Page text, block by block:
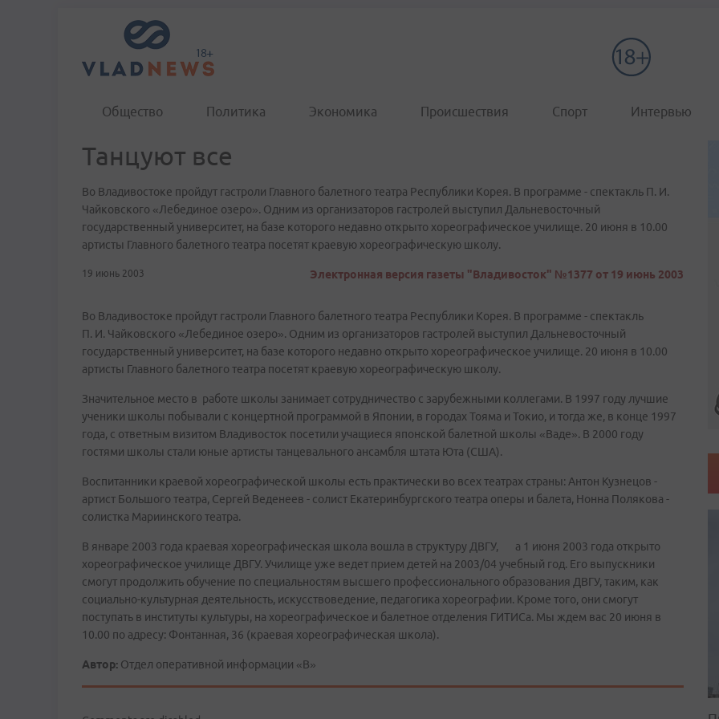
Общество Политика Экономика Происшествия Спорт Интервью
Танцуют все
Во Владивостоке пройдут гастроли Главного балетного театра Республики Корея. В программе - спектакль П. И.
Чайковского «Лебединое озеро». Одним из организаторов гастролей выступил Дальневосточный
государственный университет, на базе которого недавно открыто хореографическое училище. 20 июня в 10.00
артисты Главного балетного театра посетят краевую хореографическую школу.
19 июнь 2003 Электронная версия газеты "Владивосток" №1377 от 19 июнь 2003
Во Владивостоке пройдут гастроли Главного балетного театра Республики Корея. В программе - спектакль
П. И. Чайковского «Лебединое озеро». Одним из организаторов гастролей выступил Дальневосточный
государственный университет, на базе которого недавно открыто хореографическое училище. 20 июня в 10.00
артисты Главного балетного театра посетят краевую хореографическую школу.
Значительное место в работе школы занимает сотрудничество с зарубежными коллегами. В 1997 году лучшие
ученики школы побывали с концертной программой в Японии, в городах Тояма и Токио, и тогда же, в конце 1997
года, с ответным визитом Владивосток посетили учащиеся японской балетной школы «Ваде». В 2000 году
гостями школы стали юные артисты танцевального ансамбля штата Юта (США).
Воспитанники краевой хореографической школы есть практически во всех театрах страны: Антон Кузнецов -
артист Большого театра, Сергей Веденеев - солист Екатеринбургского театра оперы и балета, Нонна Полякова -
солистка Мариинского театра.
В январе 2003 года краевая хореографическая школа вошла в структуру ДВГУ, а 1 июня 2003 года открыто
хореографическое училище ДВГУ. Училище уже ведет прием детей на 2003/04 учебный год. Его выпускники
смогут продолжить обучение по специальностям высшего профессионального образования ДВГУ, таким, как
социально-культурная деятельность, искусствоведение, педагогика хореографии. Кроме того, они смогут
поступать в институты культуры, на хореографическое и балетное отделения ГИТИСа. Мы ждем вас 20 июня в
10.00 по адресу: Фонтанная, 36 (краевая хореографическая школа).
Автор: Отдел оперативной информации «В»